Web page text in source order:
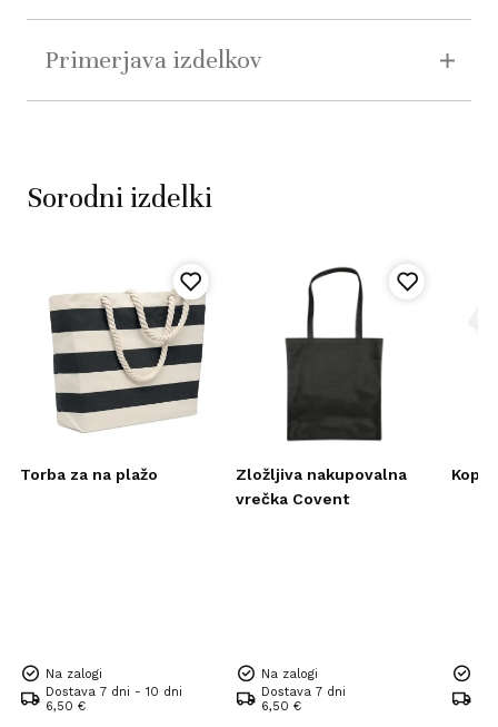
Primerjava izdelkov
Sorodni izdelki
Torba za na plažo
Na zalogi
Dostava 7 dni - 10 dni
6,50 €
Zložljiva nakupovalna
vrečka Covent
Na zalogi
Dostava 7 dni
6,50 €